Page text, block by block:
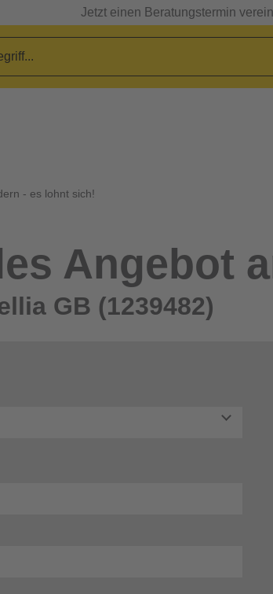
Jetzt einen Beratungstermin
- es lohnt sich!
Angebot
GB (1239482)